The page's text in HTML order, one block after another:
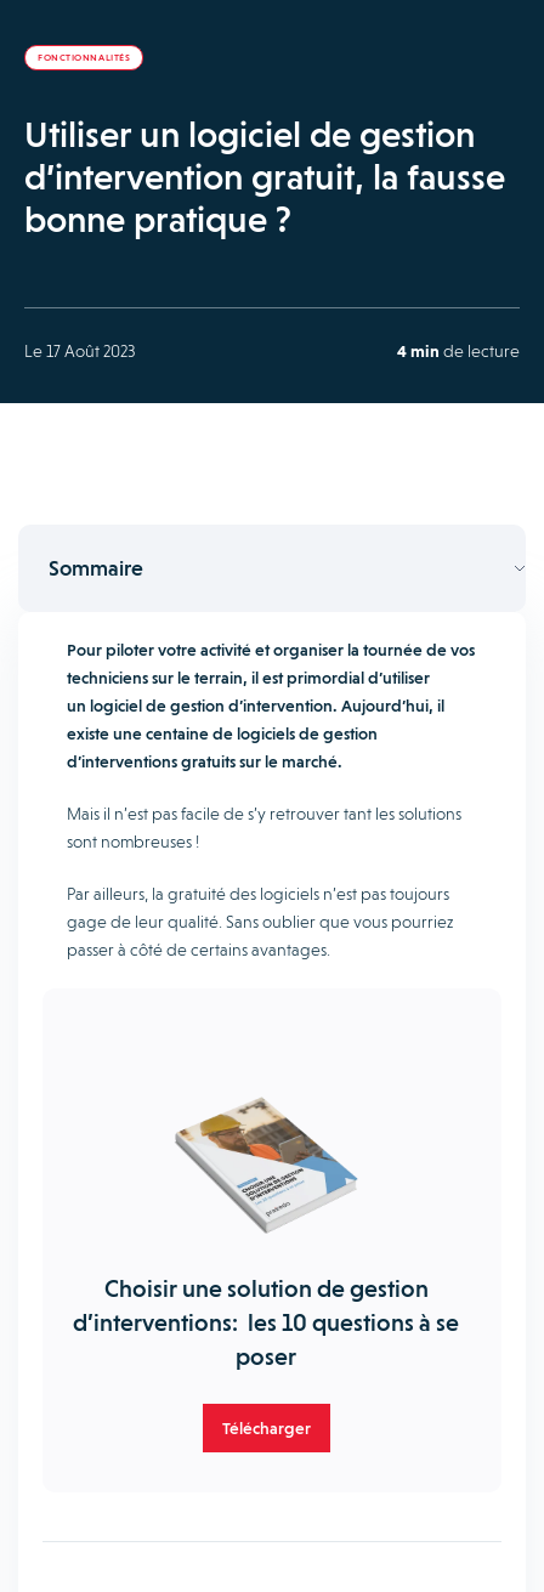
FONCTIONNALITÉS
Utiliser un logiciel de gestion
d’intervention gratuit, la fausse
bonne pratique ?
Le 17 Août 2023 4 min de lecture
Sommaire
Pour piloter votre activité et organiser la tournée de vos
techniciens sur le terrain, il est primordial d’utiliser
un logiciel de gestion d’intervention. Aujourd’hui, il
existe une centaine de logiciels de gestion
d’interventions gratuits sur le marché.
Mais il n’est pas facile de s’y retrouver tant les solutions
sont nombreuses !
Par ailleurs, la gratuité des logiciels n’est pas toujours
gage de leur qualité. Sans oublier que vous pourriez
passer à côté de certains avantages.
Choisir une solution de gestion
d’interventions: les 10 questions à se
poser
Télécharger